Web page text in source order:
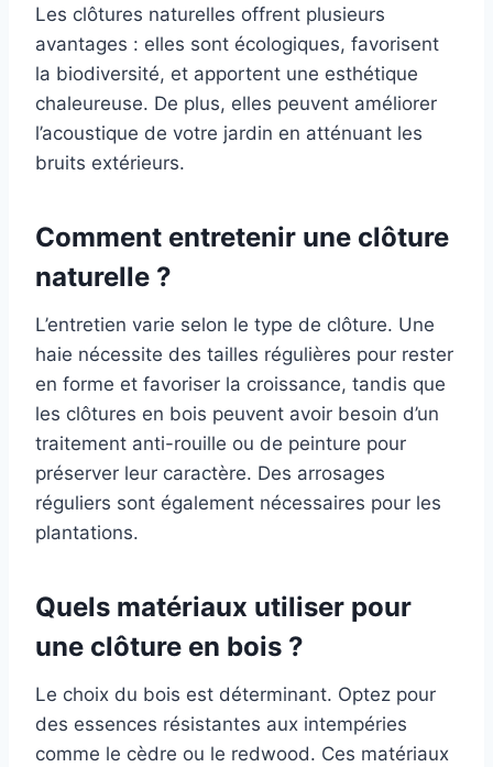
Les clôtures naturelles offrent plusieurs
avantages : elles sont écologiques, favorisent
la biodiversité, et apportent une esthétique
chaleureuse. De plus, elles peuvent améliorer
l’acoustique de votre jardin en atténuant les
bruits extérieurs.
Comment entretenir une clôture
naturelle ?
L’entretien varie selon le type de clôture. Une
haie nécessite des tailles régulières pour rester
en forme et favoriser la croissance, tandis que
les clôtures en bois peuvent avoir besoin d’un
traitement anti-rouille ou de peinture pour
préserver leur caractère. Des arrosages
réguliers sont également nécessaires pour les
plantations.
Quels matériaux utiliser pour
une clôture en bois ?
Le choix du bois est déterminant. Optez pour
des essences résistantes aux intempéries
comme le cèdre ou le redwood. Ces matériaux